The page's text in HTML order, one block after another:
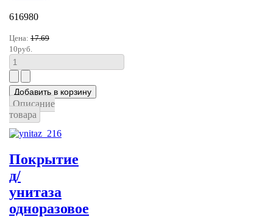
616980
Цена: 17.69
10руб.
Описание
товара
Покрытие
д/
унитаза
одноразовое